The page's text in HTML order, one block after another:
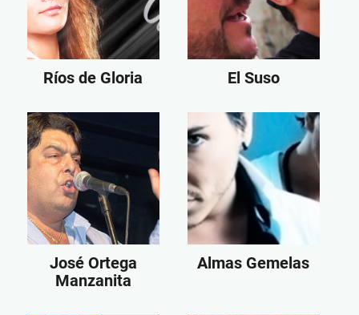
Ríos de Gloria El Suso
José Ortega
Manzanita
Almas Gemelas